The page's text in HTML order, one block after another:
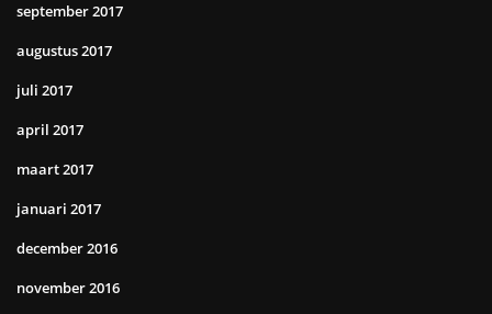
september 2017
augustus 2017
juli 2017
april 2017
maart 2017
januari 2017
december 2016
november 2016